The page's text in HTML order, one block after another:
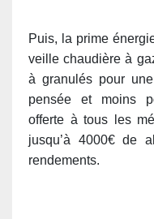
Puis, la prime
veille chaudière à
à granulés pour
pensée et moins
offerte à tous les
jusqu’à 4000€ de
rendements.